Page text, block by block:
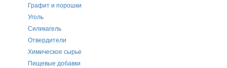
Графит и порошки
Уголь
Силикагель
Отвердители
Химическое сырье
Пищевые добавки